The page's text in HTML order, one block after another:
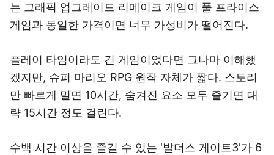
는 그래픽 업그레이드 리메이크 게임이 풀 프라이스
게임과 동일한 가격이면 너무 가성비가 떨어진다.
플레이 타임이라도 긴 게임이었다면 그나마 이해했
겠지만, 슈퍼 마리오 RPG 원작 자체가 짧다. 스토리
만 빠르게 밀면 10시간, 숨겨진 요소 모두 즐기면 대
략 15시간 정도 걸린다.
수백 시간 이상을 즐길 수 있는 '발더스 게이트3'가 6